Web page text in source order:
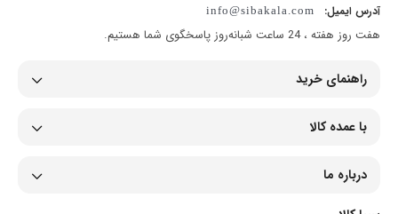
آدرس ایمیل: info@sibakala.com
هفت روز هفته ، 24 ساعت شبانه‌روز پاسخگوی شما هستیم.
راهنمای خرید
با عمده کالا
درباره ما